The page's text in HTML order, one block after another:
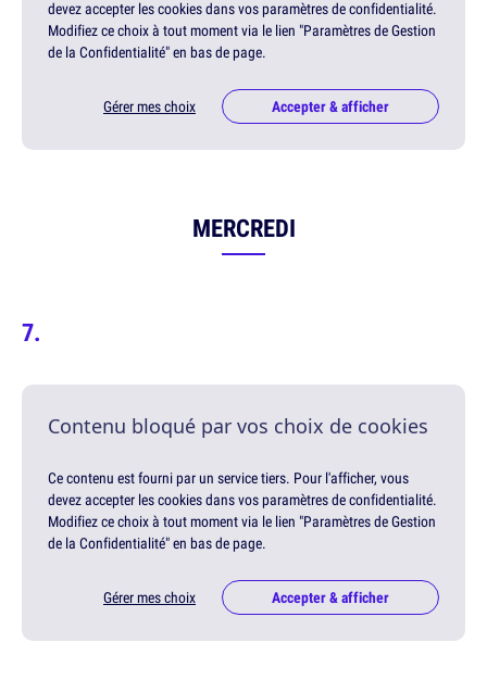
devez accepter les cookies dans vos paramètres de confidentialité.
Modifiez ce choix à tout moment via le lien "Paramètres de Gestion
de la Confidentialité" en bas de page.
Gérer mes choix Accepter & afficher
MERCREDI
Contenu bloqué par vos choix de cookies
Ce contenu est fourni par un service tiers. Pour l'afficher, vous
devez accepter les cookies dans vos paramètres de confidentialité.
Modifiez ce choix à tout moment via le lien "Paramètres de Gestion
de la Confidentialité" en bas de page.
Gérer mes choix Accepter & afficher